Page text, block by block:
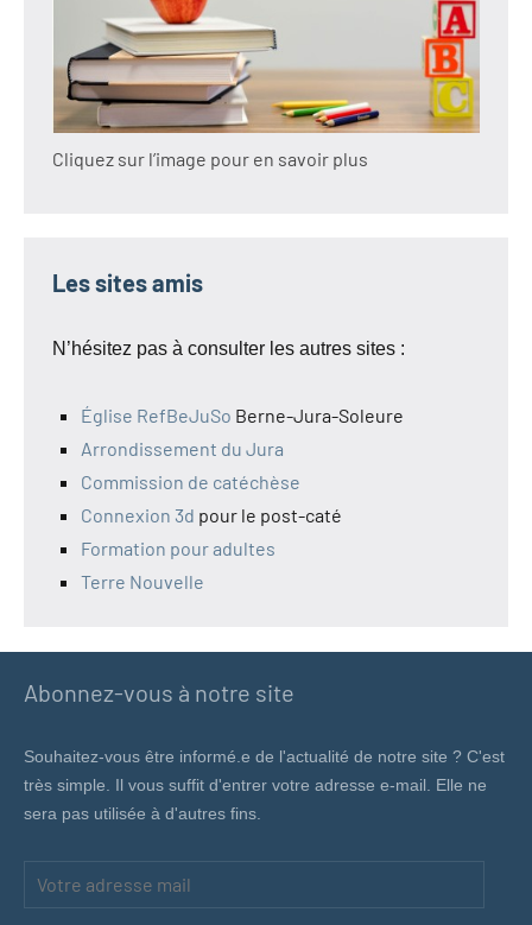
Cliquez sur l’image pour en savoir plus
Les sites amis
N’hésitez pas à consulter les autres sites :
Église RefBeJuSo Berne-Jura-Soleure
Arrondissement du Jura
Commission de catéchèse
Connexion 3d pour le post-caté
Formation pour adultes
Terre Nouvelle
Abonnez-vous à notre site
Souhaitez-vous être informé.e de l'actualité de notre site ? C'est
très simple. Il vous suffit d'entrer votre adresse e-mail. Elle ne
sera pas utilisée à d'autres fins.
Votre